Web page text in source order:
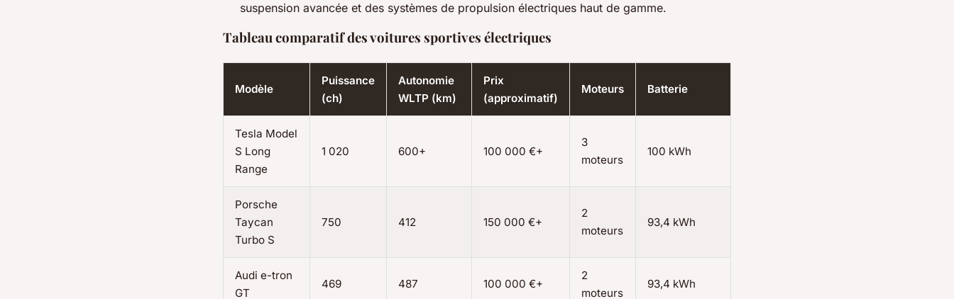
suspension avancée et des systèmes de propulsion électriques haut de gamme.
Tableau comparatif des voitures sportives électriques
Modèle
Puissance
(ch)
Autonomie
WLTP (km)
Prix
(approximatif)
Moteurs Batterie
Tesla Model
S Long
Range
1 020 600+ 100 000 €+
3
moteurs
100 kWh
Porsche
Taycan
Turbo S
750 412 150 000 €+
2
moteurs
93,4 kWh
Audi e-tron
GT
469 487 100 000 €+
2
moteurs
93,4 kWh